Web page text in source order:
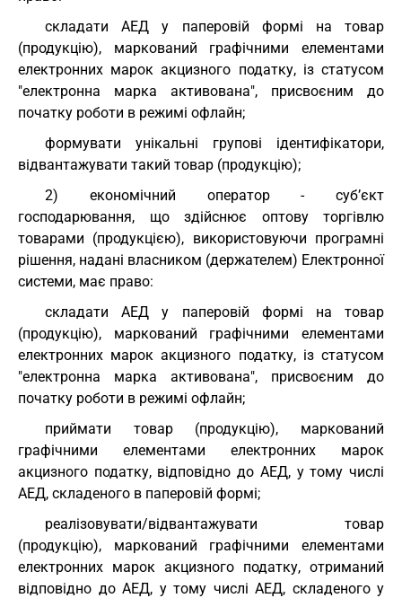
складати АЕД у паперовій формі на товар
(продукцію), маркований графічними елементами
електронних марок акцизного податку, із статусом
"електронна марка активована", присвоєним до
початку роботи в режимі офлайн;
формувати унікальні групові ідентифікатори,
відвантажувати такий товар (продукцію);
2) економічний оператор - суб’єкт
господарювання, що здійснює оптову торгівлю
товарами (продукцією), використовуючи програмні
рішення, надані власником (держателем) Електронної
системи, має право:
складати АЕД у паперовій формі на товар
(продукцію), маркований графічними елементами
електронних марок акцизного податку, із статусом
"електронна марка активована", присвоєним до
початку роботи в режимі офлайн;
приймати товар (продукцію), маркований
графічними елементами електронних марок
акцизного податку, відповідно до АЕД, у тому числі
АЕД, складеного в паперовій формі;
реалізовувати/відвантажувати товар
(продукцію), маркований графічними елементами
електронних марок акцизного податку, отриманий
відповідно до АЕД, у тому числі АЕД, складеного у